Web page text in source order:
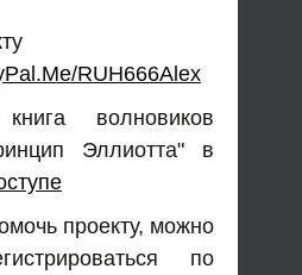
RUH666Alex
волновиков
Эллиотта" в
проекту, можно
по